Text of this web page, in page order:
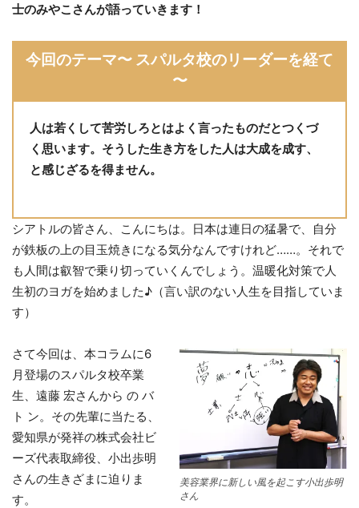
士のみやこさんが語っていきます！
今回のテーマ〜 スパルタ校のリーダーを経て
〜
人は若くして苦労しろとはよく言ったものだとつくづ
く思います。そうした生き方をした人は大成を成す、
と感じざるを得ません。
シアトルの皆さん、こんにちは。日本は連日の猛暑で、自分
が鉄板の上の目玉焼きになる気分なんですけれど……。それで
も人間は叡智で乗り切っていくんでしょう。温暖化対策で人
生初のヨガを始めました♪（言い訳のない人生を目指していま
す）
美容業界に新しい風を起こす小出歩明
さん
さて今回は、本コラムに6
月登場のスパルタ校卒業
生、遠藤 宏さんから の バ
ト ン。その先輩に当たる、
愛知県が発祥の株式会社ビ
ーズ代表取締役、小出歩明
さんの生きざまに迫りま
す。